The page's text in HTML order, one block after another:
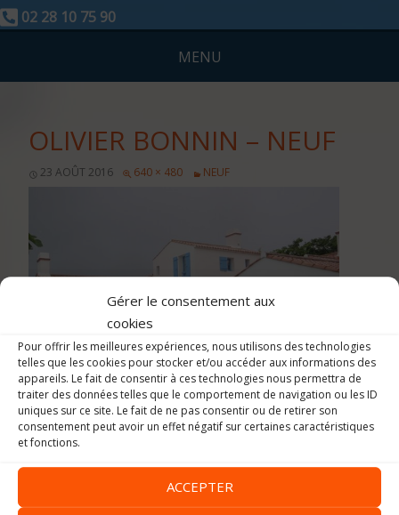
Gérer le consentement aux
cookies
Pour offrir les meilleures expériences, nous utilisons des technologies
telles que les cookies pour stocker et/ou accéder aux informations des
appareils. Le fait de consentir à ces technologies nous permettra de
traiter des données telles que le comportement de navigation ou les ID
uniques sur ce site. Le fait de ne pas consentir ou de retirer son
consentement peut avoir un effet négatif sur certaines caractéristiques
et fonctions.
ACCEPTER
02 28 10 75 90
OLIVIER BONNIN – NEUF
23 AOÛT 2016 640 × 480 NEUF